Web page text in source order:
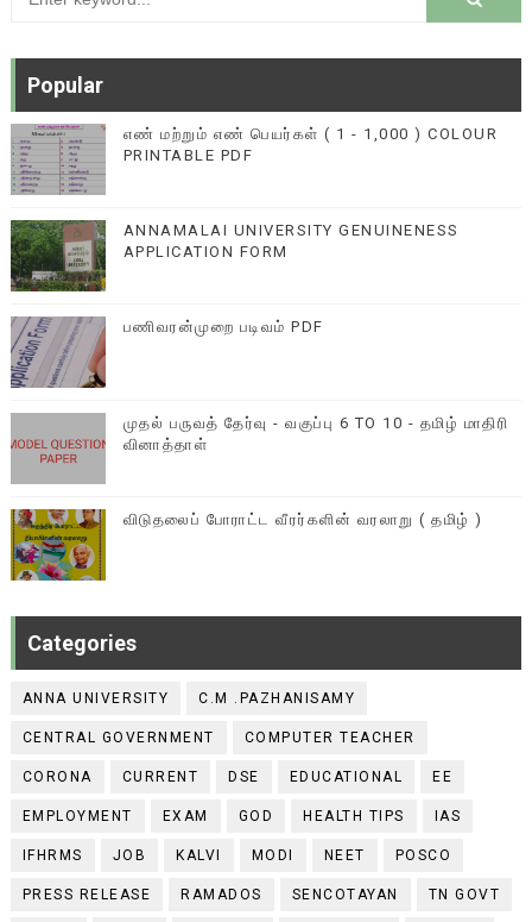
Popular
எண் மற்றும் எண் பெயர்கள் ( 1 - 1,000 ) COLOUR
PRINTABLE PDF
ANNAMALAI UNIVERSITY GENUINENESS
APPLICATION FORM
பணிவரன்முறை படிவம் PDF
முதல் பருவத் தேர்வு - வகுப்பு 6 TO 10 - தமிழ் மாதிரி
வினாத்தாள்
விடுதலைப் போராட்ட வீரர்களின் வரலாறு ( தமிழ் )
Categories
ANNA UNIVERSITY C.M .PAZHANISAMY
CENTRAL GOVERNMENT COMPUTER TEACHER
CORONA CURRENT DSE EDUCATIONAL EE
EMPLOYMENT EXAM GOD HEALTH TIPS IAS
IFHRMS JOB KALVI MODI NEET POSCO
PRESS RELEASE RAMADOS SENCOTAYAN TN GOVT